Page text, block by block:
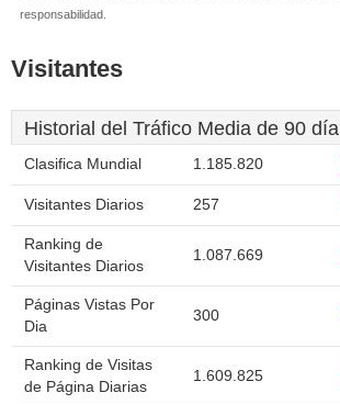
responsabilidad.
Visitantes
Historial del Tráfico Media de 90 día
Clasifica Mundial 1.185.820
Visitantes Diarios 257
Ranking de
Visitantes Diarios
1.087.669
Páginas Vistas Por
Dia
300
Ranking de Visitas
de Página Diarias
1.609.825